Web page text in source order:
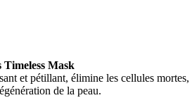
Timeless Mask
et pétillant, élimine les cellules mortes,
de la peau.